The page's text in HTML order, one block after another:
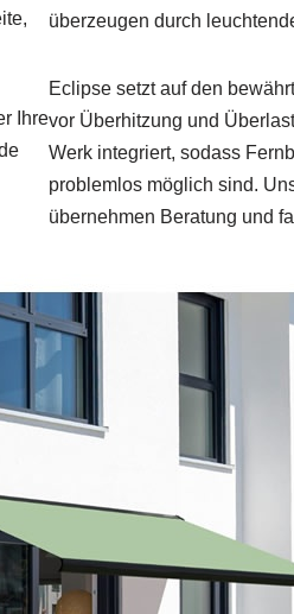
Ihre
überzeugen durch
Eclipse setzt auf den
vor Überhitzung und
Werk integriert, sodass
problemlos möglich sind.
übernehmen Beratung und